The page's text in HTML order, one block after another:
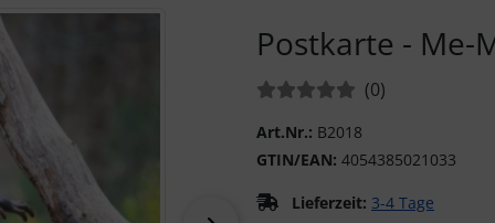
Postkarte - Me-
Bewertungen:(0Bewertungen
)
Art.Nr.: B2018
GTIN/EAN: 4054385021033
Lieferzeit: 3-4 Tage
" und "Vor-Button" nutzen, um zwischen den Bildern